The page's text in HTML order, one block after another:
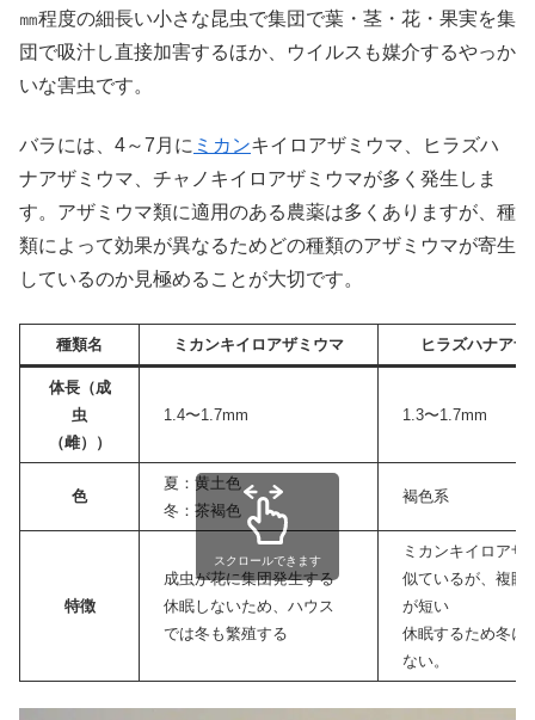
㎜程度の細長い小さな昆虫で集団で葉・茎・花・果実を集
団で吸汁し直接加害するほか、ウイルスも媒介するやっか
いな害虫です。
バラには、4～7月に ミカンキイロアザミウマ、ヒラズハ
ナアザミウマ、チャノキイロアザミウマが多く発生しま
す。アザミウマ類に適用のある農薬は多くありますが、種
類によって効果が異なるためどの種類のアザミウマが寄生
しているのか見極めることが大切です。
種類名 ミカンキイロアザミウマ ヒラズハナアザ
体長（成
虫
（雌））
1.4〜1.7mm 1.3〜1.7mm
色
夏：黄土色
冬：茶褐色
褐色系
特徴
成虫が花に集団発生する
休眠しないため、ハウス
では冬も繁殖する
ミカンキイロアザ
似ているが、複眼
が短い
休眠するため冬に
ない。
スクロールできます